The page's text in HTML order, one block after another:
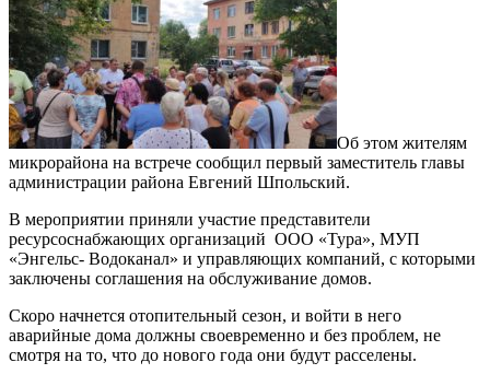
Об этом жителям
микрорайона на встрече сообщил первый заместитель главы
администрации района Евгений Шпольский.
В мероприятии приняли участие представители
ресурсоснабжающих организаций ООО «Тура», МУП
«Энгельс- Водоканал» и управляющих компаний, с которыми
заключены соглашения на обслуживание домов.
Скоро начнется отопительный сезон, и войти в него
аварийные дома должны своевременно и без проблем, не
смотря на то, что до нового года они будут расселены.